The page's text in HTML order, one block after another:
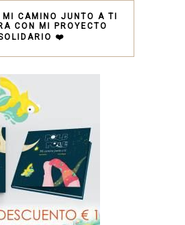
MI CAMINO JUNTO A TI
CON MI PROYECTO
❤️